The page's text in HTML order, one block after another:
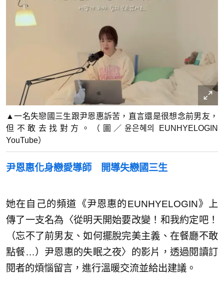
▲一名失戀國三生跟尹恩惠訴苦，直言還是很想念前男友，
但不敢去找對方。（圖／윤은혜의 EUNHYELOGIN
YouTube）
尹恩惠化身戀愛導師 開導失戀國三生
她在自己的頻道《尹恩惠的EUNHYELOGIN》上
傳了一支名為〈從明天開始要改變！和我約定吧！
（忘不了前男友、如何擺脫完美主義、在餐廳不敢
點餐…）尹恩惠的失眠之夜〉的影片，透過閱讀訂
閱者的煩惱留言，進行溫暖交流並給出建議。